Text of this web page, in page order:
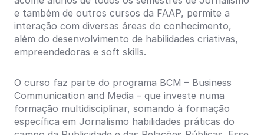
e também de outros cursos da FAAP, permite a
interação com diversas áreas do conhecimento,
além do desenvolvimento de habilidades criativas,
empreendedoras e soft skills.
O curso faz parte do programa BCM – Business
Communication and Media – que investe numa
formação multidisciplinar, somando à formação
específica em Jornalismo habilidades práticas do